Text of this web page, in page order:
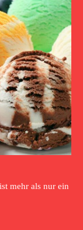
mehr als nur ein